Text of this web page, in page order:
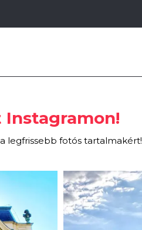
Instagramon!
legfrissebb fotós tartalmakért!